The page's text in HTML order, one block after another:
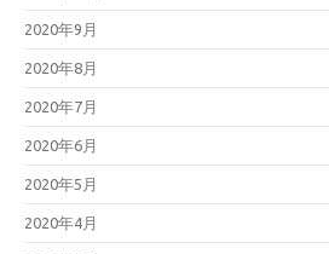
2020年9月
2020年8月
2020年7月
2020年6月
2020年5月
2020年4月